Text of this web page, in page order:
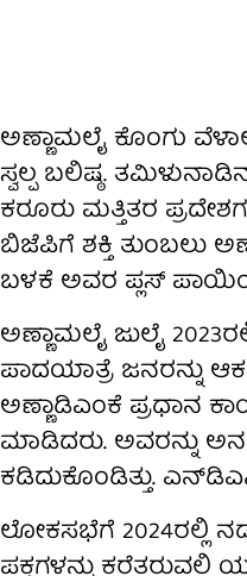
ಅಣ್ಣಾಮಲೈ ಕೊಂಗು
ಸ್ವಲ್ಪ ಬಲಿಷ್ಠ.
ಕರೂರು ಮತ್ತಿತರ
ಬಿಜೆಪಿಗೆ ಶಕ್ತಿ ತುಂಬಲು
ಬಳಕೆ ಅವರ ಪ್ಲಸ್‌
ಅಣ್ಣಾಮಲೈ ಜುಲೈ
ಪಾದಯಾತ್ರೆ ಜನರನ್ನು
ಅಣ್ಣಾಡಿಎಂಕೆ ಪ್ರಧಾನ
ಮಾಡಿದರು. ಅವರನ್ನು
ಕಡಿದುಕೊಂಡಿತ್ತು.
ಲೋಕಸಭೆಗೆ 2024ರಲ್ಲಿ